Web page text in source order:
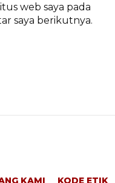
web saya pada
saya berikutnya.
KAMI KODE ETIK